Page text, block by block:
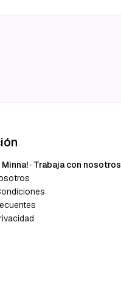
Minna! · Trabaja con nosotros